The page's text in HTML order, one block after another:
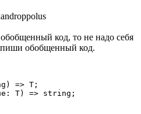
код, то не надо себя
обобщенный код.
=> T;
T) => string;